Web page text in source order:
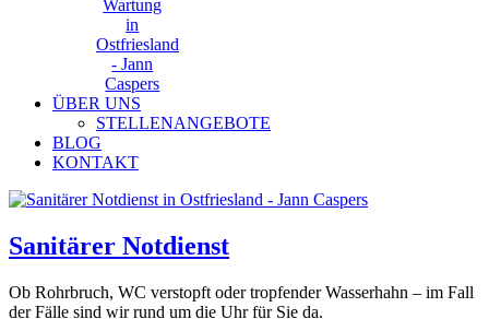
ÜBER UNS
STELLENANGEBOTE
BLOG
KONTAKT
Sanitärer Notdienst
Ob Rohrbruch, WC verstopft oder tropfender Wasserhahn – im Fall
der Fälle sind wir rund um die Uhr für Sie da.